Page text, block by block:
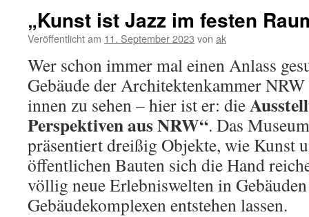
„Kunst ist Jazz im festen
Veröffentlicht am 11. September 2023 von ak
Wer schon immer mal einen Anlass
Gebäude der Architektenkammer
innen zu sehen – hier ist er: die
Perspektiven aus NRW“. Das
präsentiert dreißig Objekte, wie Kunst
öffentlichen Bauten sich die Hand
völlig neue Erlebniswelten in
Gebäudekomplexen entstehen lassen.